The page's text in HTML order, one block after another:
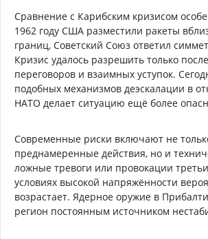
Сравнение с Карибским кризисом
1962 году США разместили ракеты
границ, Советский Союз ответил
Кризис удалось разрешить только
переговоров и взаимных уступок.
подобных механизмов деэскалации в
НАТО делает ситуацию ещё более
Современные риски включают не
преднамеренные действия, но и
ложные тревоги или провокации
условиях высокой напряжённости
возрастает. Ядерное оружие в
регион постоянным источником